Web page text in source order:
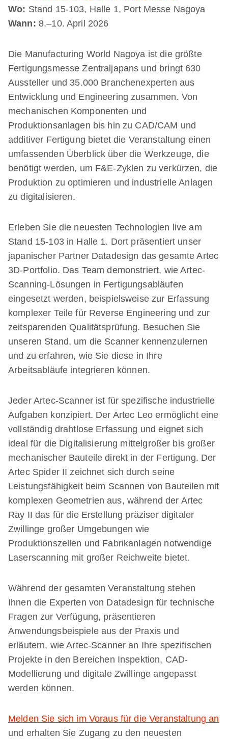
Wo: Stand 15-103, Halle 1, Port Messe Nagoya
Wann: 8.–10. April 2026
Die Manufacturing World Nagoya ist die größte
Fertigungsmesse Zentraljapans und bringt 630
Aussteller und 35.000 Branchenexperten aus
Entwicklung und Engineering zusammen. Von
mechanischen Komponenten und
Produktionsanlagen bis hin zu CAD/CAM und
additiver Fertigung bietet die Veranstaltung einen
umfassenden Überblick über die Werkzeuge, die
benötigt werden, um F&E-Zyklen zu verkürzen, die
Produktion zu optimieren und industrielle Anlagen
zu digitalisieren.
Erleben Sie die neuesten Technologien live am
Stand 15-103 in Halle 1. Dort präsentiert unser
japanischer Partner Datadesign das gesamte Artec
3D-Portfolio. Das Team demonstriert, wie Artec-
Scanning-Lösungen in Fertigungsabläufen
eingesetzt werden, beispielsweise zur Erfassung
komplexer Teile für Reverse Engineering und zur
zeitsparenden Qualitätsprüfung. Besuchen Sie
unseren Stand, um die Scanner kennenzulernen
und zu erfahren, wie Sie diese in Ihre
Arbeitsabläufe integrieren können.
Jeder Artec-Scanner ist für spezifische industrielle
Aufgaben konzipiert. Der Artec Leo ermöglicht eine
vollständig drahtlose Erfassung und eignet sich
ideal für die Digitalisierung mittelgroßer bis großer
mechanischer Bauteile direkt in der Fertigung. Der
Artec Spider II zeichnet sich durch seine
Leistungsfähigkeit beim Scannen von Bauteilen mit
komplexen Geometrien aus, während der Artec
Ray II das für die Erstellung präziser digitaler
Zwillinge großer Umgebungen wie
Produktionszellen und Fabrikanlagen notwendige
Laserscanning mit großer Reichweite bietet.
Während der gesamten Veranstaltung stehen
Ihnen die Experten von Datadesign für technische
Fragen zur Verfügung, präsentieren
Anwendungsbeispiele aus der Praxis und
erläutern, wie Artec-Scanner an Ihre spezifischen
Projekte in den Bereichen Inspektion, CAD-
Modellierung und digitale Zwillinge angepasst
werden können.
Melden Sie sich im Voraus für die Veranstaltung an
und erhalten Sie Zugang zu den neuesten